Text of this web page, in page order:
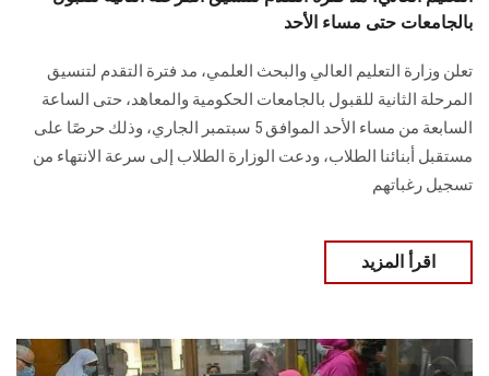
بالجامعات حتى مساء الأحد
تعلن وزارة التعليم العالي والبحث العلمي، مد فترة التقدم لتنسيق
المرحلة الثانية للقبول بالجامعات الحكومية والمعاهد، حتى الساعة
السابعة من مساء الأحد الموافق 5 سبتمبر الجاري، وذلك حرصًا على
مستقبل أبنائنا الطلاب، ودعت الوزارة الطلاب إلى سرعة الانتهاء من
تسجيل رغباتهم
اقرأ المزيد